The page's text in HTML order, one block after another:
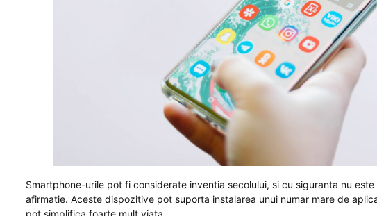
Smartphone-urile pot fi considerate inventia secolului, si cu siguranta nu
afirmatie. Aceste dispozitive pot suporta instalarea unui numar mare de
pot simplifica foarte mult viata.